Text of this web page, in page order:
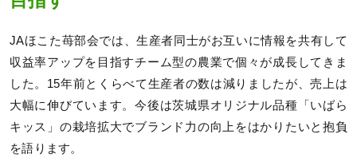
JAほこた苺部会では、生産者同士がお互いに情報を共有して
収益率アップを目指すチーム型の農業で個々が成長してきま
した。15年前とくらべて生産者の数は減りましたが、売上は
大幅に伸びています。今後は茨城県オリジナル品種「いばら
キッス」の栽培拡大でブランド力の向上をはかりたいと抱負
を語ります。